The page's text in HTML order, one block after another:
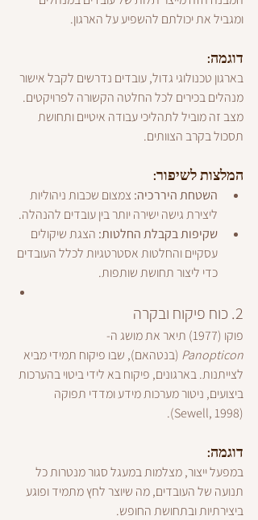
ומגביל את יכולתם להשפיע על הארגון.
דוגמה:
בארגון טכנולוגי גדול, עובדים נדרשים לקבל אישור
מנהלים בכירים לכל החלטה הקשורה לפרויקטים.
מצב זה מוביל לתהליכי עבודה איטיים ותחושת
תסכול בקרב הצוותים.
המלצות לשיפור:
השטחת היררכיה: צמצום שכבות ניהוליות
ליצירת גישה ישירה יותר בין עובדים להנהלה.
שקיפות בקבלת החלטות: הצגת שיקולים
עסקיים והחלטות אסטרטגיות לכלל העובדים
כדי ליצור תחושת שותפות.
2. כוח פיקוח ובקרה
פוקו (1977) תיאר את מושג ה-
Panopticon (בנטהאם), שבו פיקוח תמידי מביא
לצייתנות. בארגונים, פיקוח בא לידי ביטוי בהערכות
ביצועים, ניטור מערכות מידע ומדדי תפוקה
(Sewell, 1998).
דוגמה:
במפעל ייצור, מצלמות במעגל סגור מנטרות כל
תנועה של העובדים, מה שיוצר לחץ מתמיד ופוגע
ביצירתיות ובתחושת החופש.